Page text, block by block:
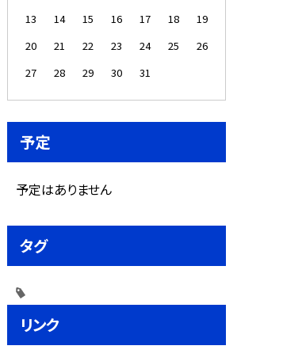
13
14 15 16 17 18
19
20
21 22 23 24 25
26
27
28 29 30 31
予定
予定はありません
タグ
リンク